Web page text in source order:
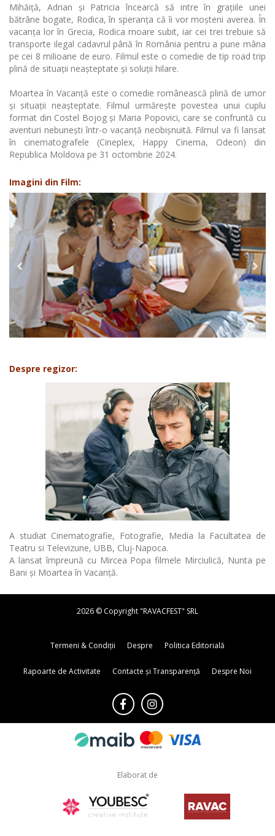
Mihăiță, Adrian și Patricia încearcă să intre în grațiile unei
bătrâne bogate, Rodica, în speranța că îi vor moșteni averea. În
vacanța lor în Grecia, Rodica moare subit, iar cei trei trebuie să
transporte ilegal cadavrul până în România pentru a pune mâna
pe cei 8 milioane de euro. Filmul este o comedie de tip road trip
plină de situații neașteptate și soluții hilare.
Moartea în Vacanță este o comedie românească plină de umor
și situații neașteptate. Filmul urmărește povestea unui cuplu
format din Costel Bojog și Maria Popovici, care se confruntă cu
aventuri nebunești într-o vacanță neobișnuită. Filmul va fi lansat
în cinematografele (Cineplex, Happy Cinema, Odeon) din
Republica Moldova pe 31 octombrie 2024.
Imagini din Film:
Despre regizor:
A studiat Cinematografie, Fotografie, Media la Facultatea de
Teatru si Televizune, UBB, Cluj-Napoca.
A lansat împreună cu Mircea Popa filmele Mirciulică, Nunta pe
Bani și Moartea în Vacanță.
2026 © Copyright "RAVACFEST" SRL
Termeni & Condiții Despre Politica Editorială
Rapoarte de Activitate Contacte și Transparență Despre Noi
Elaborat de